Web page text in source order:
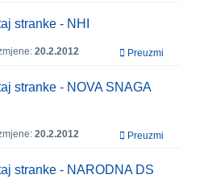
stranke - NHI
20.2.2012 Preuzmi
stranke - NOVA SNAGA
20.2.2012 Preuzmi
stranke - NARODNA DS